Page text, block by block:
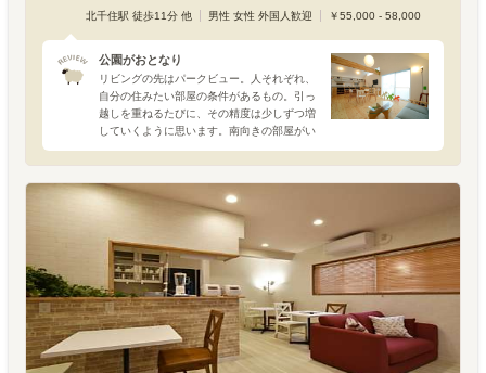
北千住駅 徒歩11分 他
男性 女性 外国人歓迎 ￥55,000 - 58,000
公園がおとなり
リビングの先はパークビュー。人それぞれ、
自分の住みたい部屋の条件があるもの。引っ
越しを重ねるたびに、その精度は少しずつ増
していくように思います。南向きの部屋がい
いと思っていたけど、実は、とにかく大きい
窓の方が大事だった。角部屋でなくても、防
音がしっかりしていれ